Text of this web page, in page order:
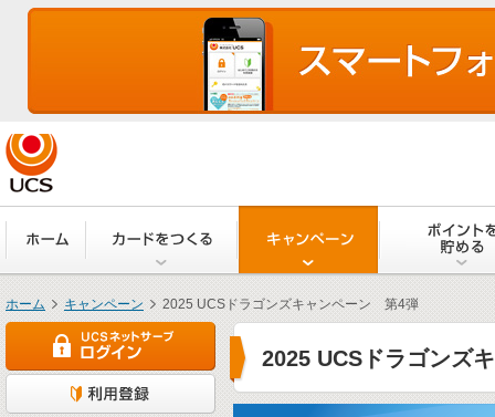
ホーム ›キャンペーン ›2025 UCSドラゴンズキャンペーン 第4弾
2025 UCSドラゴンズ